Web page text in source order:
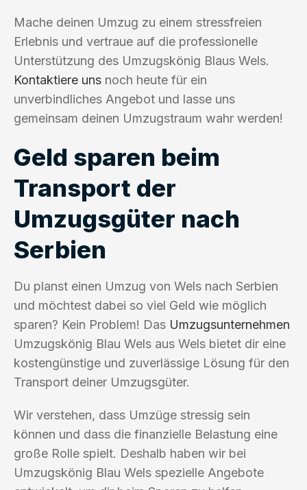
Mache deinen Umzug zu einem stressfreien
Erlebnis und vertraue auf die professionelle
Unterstützung des Umzugskönig Blaus Wels.
Kontaktiere uns noch heute für ein
unverbindliches Angebot und lasse uns
gemeinsam deinen Umzugstraum wahr werden!
Geld sparen beim
Transport der
Umzugsgüter nach
Serbien
Du planst einen Umzug von Wels nach Serbien
und möchtest dabei so viel Geld wie möglich
sparen? Kein Problem! Das Umzugsunternehmen
Umzugskönig Blau Wels aus Wels bietet dir eine
kostengünstige und zuverlässige Lösung für den
Transport deiner Umzugsgüter.
Wir verstehen, dass Umzüge stressig sein
können und dass die finanzielle Belastung eine
große Rolle spielt. Deshalb haben wir bei
Umzugskönig Blau Wels spezielle Angebote